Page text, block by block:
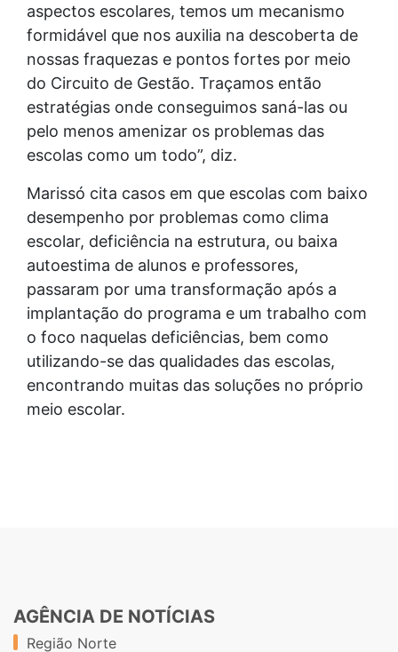
aspectos escolares, temos um mecanismo
formidável que nos auxilia na descoberta de
nossas fraquezas e pontos fortes por meio
do Circuito de Gestão. Traçamos então
estratégias onde conseguimos saná-las ou
pelo menos amenizar os problemas das
escolas como um todo”, diz.
Marissó cita casos em que escolas com baixo
desempenho por problemas como clima
escolar, deficiência na estrutura, ou baixa
autoestima de alunos e professores,
passaram por uma transformação após a
implantação do programa e um trabalho com
o foco naquelas deficiências, bem como
utilizando-se das qualidades das escolas,
encontrando muitas das soluções no próprio
meio escolar.
AGÊNCIA DE NOTÍCIAS
Região Norte